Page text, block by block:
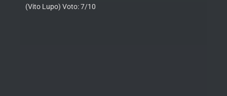
(Vito Lupo) Voto: 7/10